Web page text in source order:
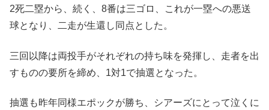
2死二塁から、続く、8番は三ゴロ、これが一塁への悪送
球となり、二走が生還し同点とした。
三回以降は両投手がそれぞれの持ち味を発揮し、走者を出
すものの要所を締め、1対1で抽選となった。
抽選も昨年同様エポックが勝ち、シアーズにとって泣くに